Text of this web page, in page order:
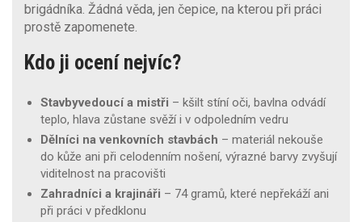
brigádníka. Žádná věda, jen čepice, na kterou při práci
prostě zapomenete.
Kdo ji ocení nejvíc?
Stavbyvedoucí a mistři – kšilt stíní oči, bavlna odvádí
teplo, hlava zůstane svěží i v odpoledním vedru
Dělníci na venkovních stavbách – materiál nekouše
do kůže ani při celodenním nošení, výrazné barvy zvyšují
viditelnost na pracovišti
Zahradníci a krajináři – 74 gramů, které nepřekáží ani
při práci v předklonu